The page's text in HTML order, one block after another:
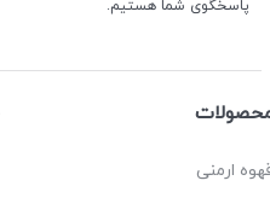
پاسخگوی شما هستیم.
ارمنی